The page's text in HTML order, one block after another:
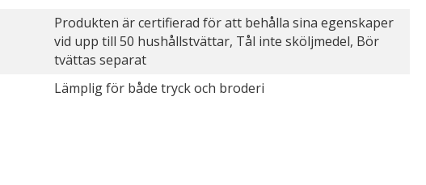
Produkten är certifierad för att behålla sina egenskaper
vid upp till 50 hushållstvättar, Tål inte sköljmedel, Bör
tvättas separat
Lämplig för både tryck och broderi